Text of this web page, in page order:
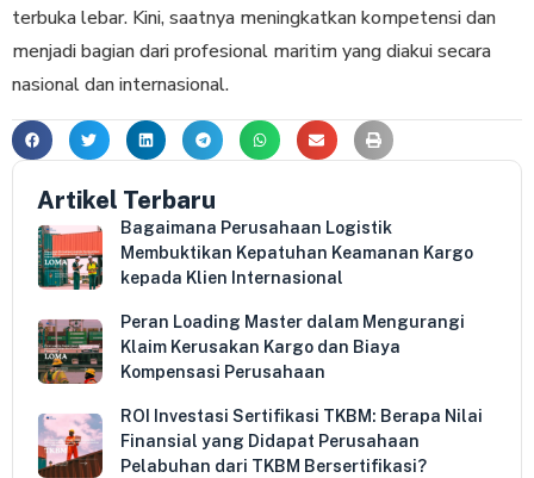
terbuka lebar. Kini, saatnya meningkatkan kompetensi dan
menjadi bagian dari profesional maritim yang diakui secara
nasional dan internasional.
Artikel Terbaru
Bagaimana Perusahaan Logistik
Membuktikan Kepatuhan Keamanan Kargo
kepada Klien Internasional
Peran Loading Master dalam Mengurangi
Klaim Kerusakan Kargo dan Biaya
Kompensasi Perusahaan
ROI Investasi Sertifikasi TKBM: Berapa Nilai
Finansial yang Didapat Perusahaan
Pelabuhan dari TKBM Bersertifikasi?